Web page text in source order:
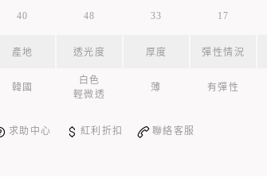
40 48 33 17
產地 透光度 厚度 彈性情況
韓國
白色
輕微透
薄 有彈性
求助中心 紅利折扣 聯絡客服